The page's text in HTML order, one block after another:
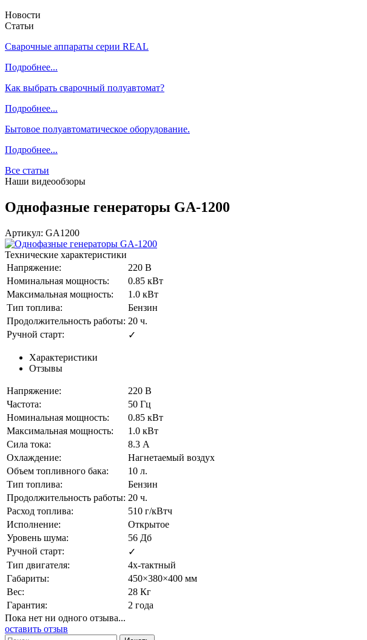
Новости
Статьи
Сварочные аппараты серии REAL
Подробнее...
Как выбрать сварочный полуавтомат?
Подробнее...
Бытовое полуавтоматическое оборудование.
Подробнее...
Все статьи
Наши видеообзоры
Однофазные генераторы GA-1200
Артикул: GA1200
Технические характеристики
Напряжение:
220 В
Номинальная мощность:
0.85 кВт
Максимальная мощность:
1.0 кВт
Тип топлива:
Бензин
Продолжительность работы: 20 ч.
Ручной старт:
✓
Характеристики
Отзывы
Напряжение:
220 В
Частота:
50 Гц
Номинальная мощность:
0.85 кВт
Максимальная мощность:
1.0 кВт
Сила тока:
8.3 А
Охлаждение:
Нагнетаемый воздух
Объем топливного бака:
10 л.
Тип топлива:
Бензин
Продолжительность работы: 20 ч.
Расход топлива:
510 г/кВтч
Исполнение:
Открытое
Уровень шума:
56 Дб
Ручной старт:
✓
Тип двигателя:
4х-тактный
Габариты:
450×380×400 мм
Вес:
28 Кг
Гарантия:
2 года
Пока нет ни одного отзыва...
оставить отзыв